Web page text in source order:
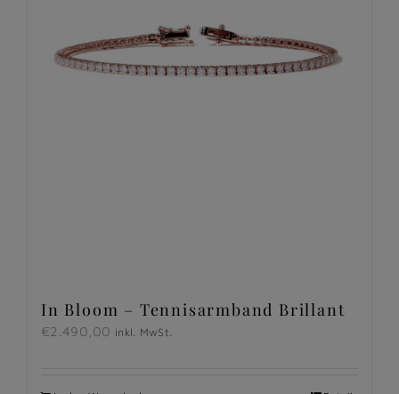
In Bloom – Tennisarmband Brillant
€2.490,00 inkl. MwSt.